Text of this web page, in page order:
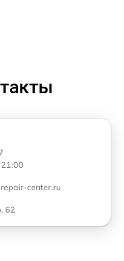
center.ru
62